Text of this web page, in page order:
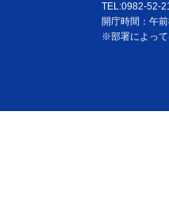
TEL:0982-52-
開庁時間：午
※部署によって